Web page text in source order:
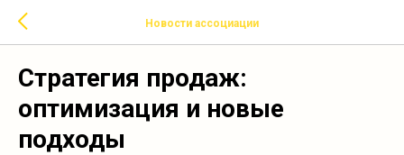
Новости ассоциации
Стратегия продаж:
оптимизация и новые
подходы